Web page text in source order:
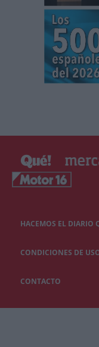
HACEMOS EL DIARIO
CONDICIONES DE
CONTACTO